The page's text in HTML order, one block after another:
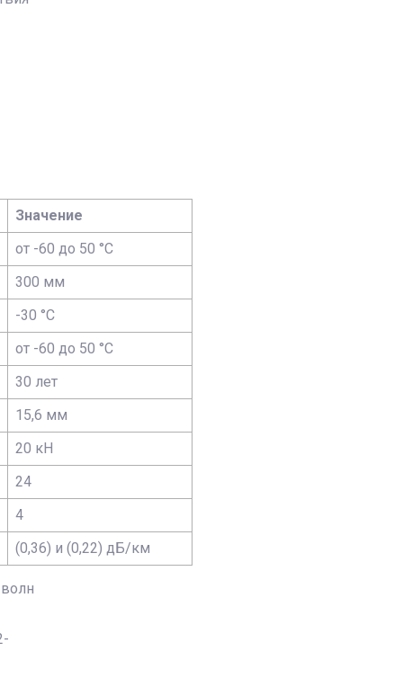
Значение
от -60 до 50 °С
300 мм
-30 °С
от -60 до 50 °С
30 лет
15,6 мм
20 кН
24
4
(0,36) и (0,22) дБ/км